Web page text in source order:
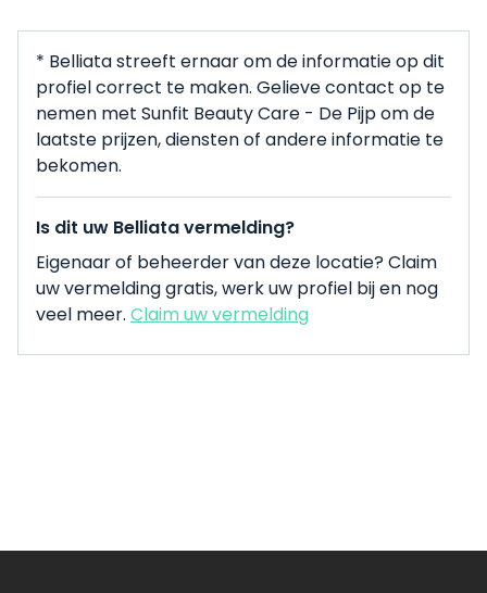
* Belliata streeft ernaar om de informatie op dit
profiel correct te maken. Gelieve contact op te
nemen met Sunfit Beauty Care - De Pijp om de
laatste prijzen, diensten of andere informatie te
bekomen.
Is dit uw Belliata vermelding?
Eigenaar of beheerder van deze locatie? Claim
uw vermelding gratis, werk uw profiel bij en nog
veel meer. Claim uw vermelding